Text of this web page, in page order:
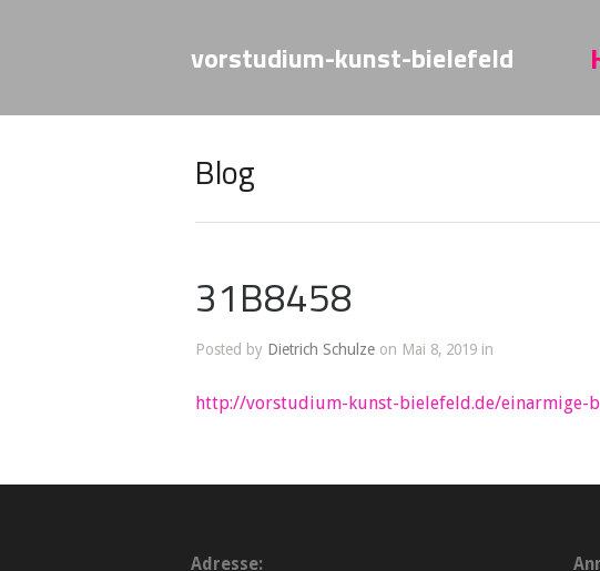
vorstudium-kunst-bielefeld
Blog
31B8458
Posted by Dietrich Schulze on Mai 8, 2019 in
http://vorstudium-kunst-bielefeld.de/einarmige-
Adresse: